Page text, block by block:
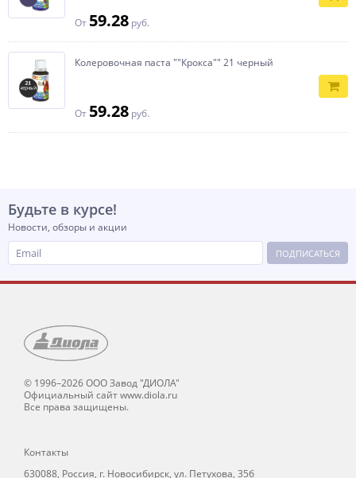
От 59.28 руб.
Колеровочная паста ""Крокса"" 21 черный
От 59.28 руб.
Будьте в курсе!
Новости, обзоры и акции
ПОДПИСАТЬСЯ
© 1996–2026 ООО Завод "ДИОЛА"
Официальный сайт www.diola.ru
Все права защищены.
Контакты
630088, Россия, г. Новосибирск, ул. Петухова, 35б